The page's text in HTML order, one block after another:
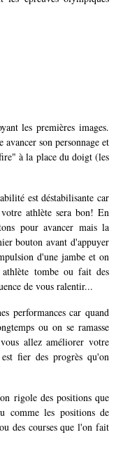
les premières images.
son personnage et
à la place du doigt (les
est déstabilisante car
athlète sera bon! En
pour avancer mais la
bouton avant d'appuyer
d'une jambe et on
tombe ou fait des
de vous ralentir...
performances car quand
ou on se ramasse
allez améliorer votre
fier des progrès qu'on
rigole des positions que
comme les positions de
des courses que l'on fait